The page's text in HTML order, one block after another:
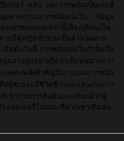
กเกอร์ คลับ
และการพนันเป็นเกมที่
ตสาหกรรมการพนันบนเว็บ
ข้อมูล
ะเอาชนะเกมเหล่านี้เพื่อเปลี่ยนเป็น
ากมีผู้หญิงเข้าร่วมเป็นจำนวนมาก
เริ่มต้นวันนี้ การพนันบนเว็บกำลังเริ่ม
มสาวทุกอย่างถือว่าเดิมพันมากกว่า
ะแสดงพลังสำคัญในการเล่นการพนัน
ผู้ชายจะมีชีวิตชีวาและเล่นเกมการ
เข้าร่วมการยืนยันและเงินแม้ว่าผู้
อลอตเตอรีในขณะที่พวกเขาเดิมพัน